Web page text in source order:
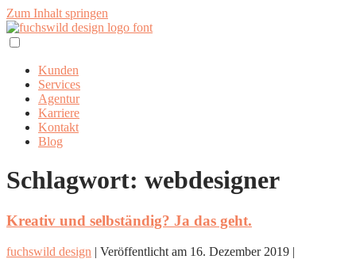
Zum Inhalt springen
Kunden
Services
Agentur
Karriere
Kontakt
Blog
Schlagwort: webdesigner
Kreativ und selbständig? Ja das geht.
fuchswild design | Veröffentlicht am 16. Dezember 2019 |